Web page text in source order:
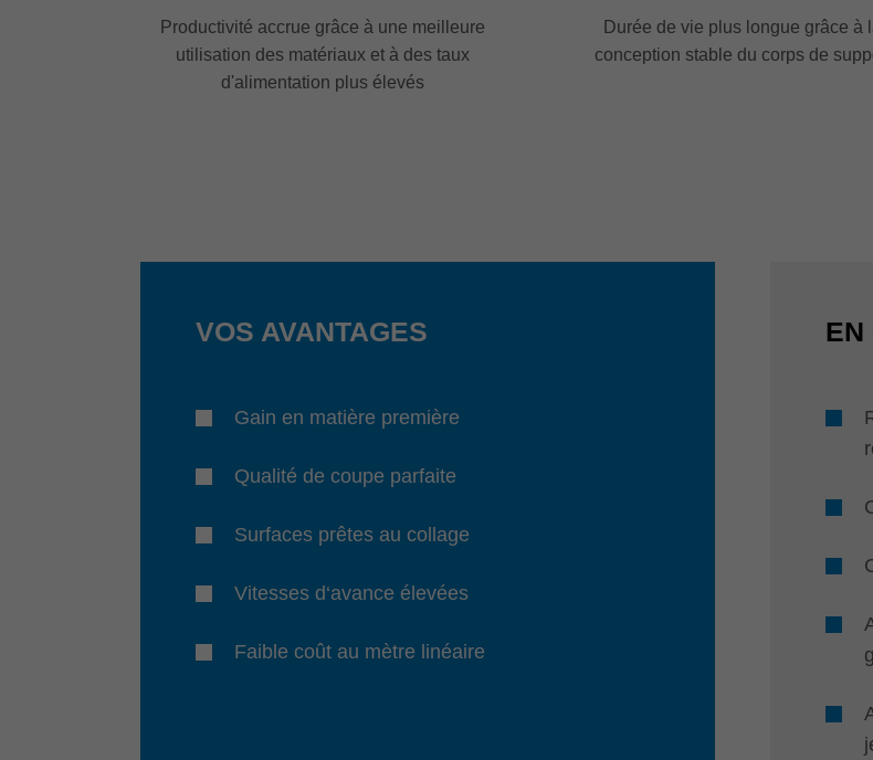
Productivité accrue grâce à une meilleure
utilisation des matériaux et à des taux
d'alimentation plus élevés
Durée de vie plus longue grâce à
conception stable du corps de
VOS AVANTAGES
Gain en matière première
Qualité de coupe parfaite
Surfaces prêtes au collage
Vitesses d‘avance élevées
Faible coût au mètre linéaire
EN